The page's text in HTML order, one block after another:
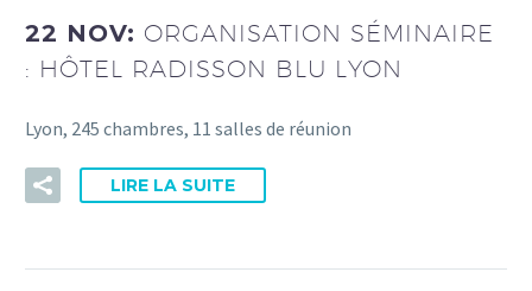
22 NOV: ORGANISATION SÉMINAIRE
: HÔTEL RADISSON BLU LYON
Lyon, 245 chambres, 11 salles de réunion
LIRE LA SUITE